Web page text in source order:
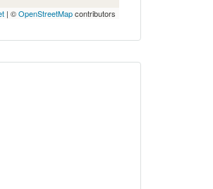
| ©OpenStreetMapcontributors